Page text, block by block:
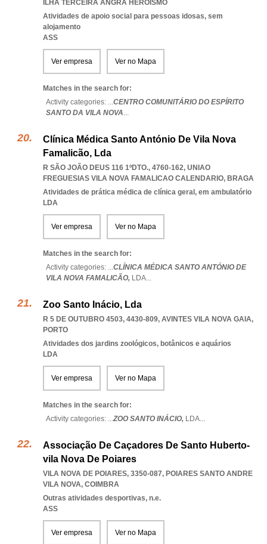
ILHA TERCEIRA ANGRA HEROISMO
Atividades de apoio social para pessoas idosas, sem
alojamento
ASS
Ver empresa Ver no Mapa
Matches in the search for:
Activity categories: ...CENTRO COMUNITÁRIO DO ESPÍRITO
SANTO DA VILA NOVA...
Clínica Médica Santo António De Vila Nova
Famalicão, Lda
R SÃO JOÃO DEUS 116 1ºDTO., 4760-162, UNIAO
FREGUESIAS VILA NOVA FAMALICAO CALENDARIO, BRAGA
Atividades de prática médica de clínica geral, em ambulatório
LDA
Ver empresa Ver no Mapa
Matches in the search for:
Activity categories: ...CLÍNICA MÉDICA SANTO ANTÓNIO DE
VILA NOVA FAMALICÃO, LDA...
Zoo Santo Inácio, Lda
R 5 DE OUTUBRO 4503, 4430-809, AVINTES VILA NOVA GAIA,
PORTO
Atividades dos jardins zoológicos, botânicos e aquários
LDA
Ver empresa Ver no Mapa
Matches in the search for:
Activity categories: ...ZOO SANTO INÁCIO, LDA...
Associação De Caçadores De Santo Huberto-
vila Nova De Poiares
VILA NOVA DE POIARES, 3350-087, POIARES SANTO ANDRE
VILA NOVA, COIMBRA
Outras atividades desportivas, n.e.
ASS
Ver empresa Ver no Mapa